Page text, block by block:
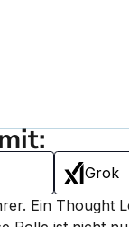
Grok
Ein Thought